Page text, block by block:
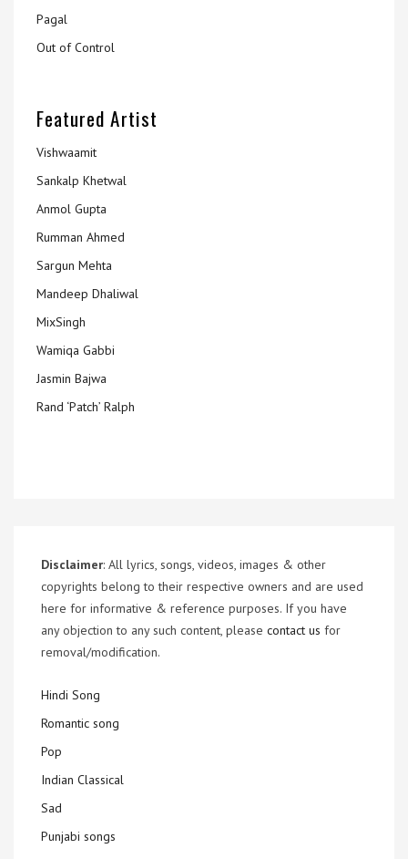
Pagal
Out of Control
Featured Artist
Vishwaamit
Sankalp Khetwal
Anmol Gupta
Rumman Ahmed
Sargun Mehta
Mandeep Dhaliwal
MixSingh
Wamiqa Gabbi
Jasmin Bajwa
Rand ‘Patch’ Ralph
Disclaimer: All lyrics, songs, videos, images & other
copyrights belong to their respective owners and are used
here for informative & reference purposes. If you have
any objection to any such content, please contact us for
removal/modification.
Hindi Song
Romantic song
Pop
Indian Classical
Sad
Punjabi songs